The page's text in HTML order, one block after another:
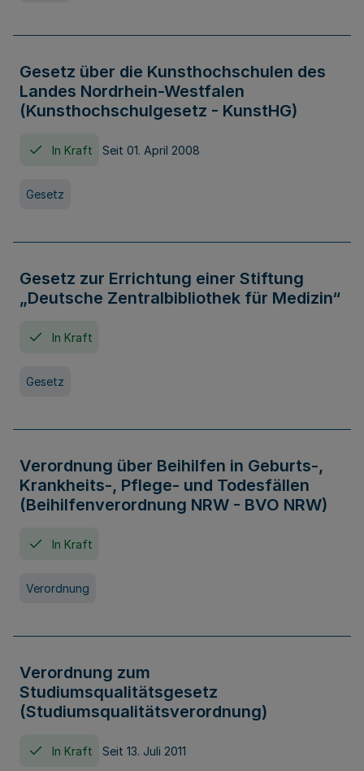
Gesetz über die Kunsthochschulen des
Landes Nordrhein-Westfalen
(Kunsthochschulgesetz - KunstHG)
In Kraft Seit 01. April 2008
Gesetz
Gesetz zur Errichtung einer Stiftung
„Deutsche Zentralbibliothek für Medizin“
In Kraft
Gesetz
Verordnung über Beihilfen in Geburts-,
Krankheits-, Pflege- und Todesfällen
(Beihilfenverordnung NRW - BVO NRW)
In Kraft
Verordnung
Verordnung zum
Studiumsqualitätsgesetz
(Studiumsqualitätsverordnung)
In Kraft Seit 13. Juli 2011